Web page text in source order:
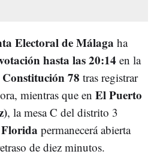
Electoral de Málaga ha
hasta las 20:14 en la
78 tras registrar
mientras que en El Puerto
, la mesa C del distrito 3
permanecerá abierta
de diez minutos.